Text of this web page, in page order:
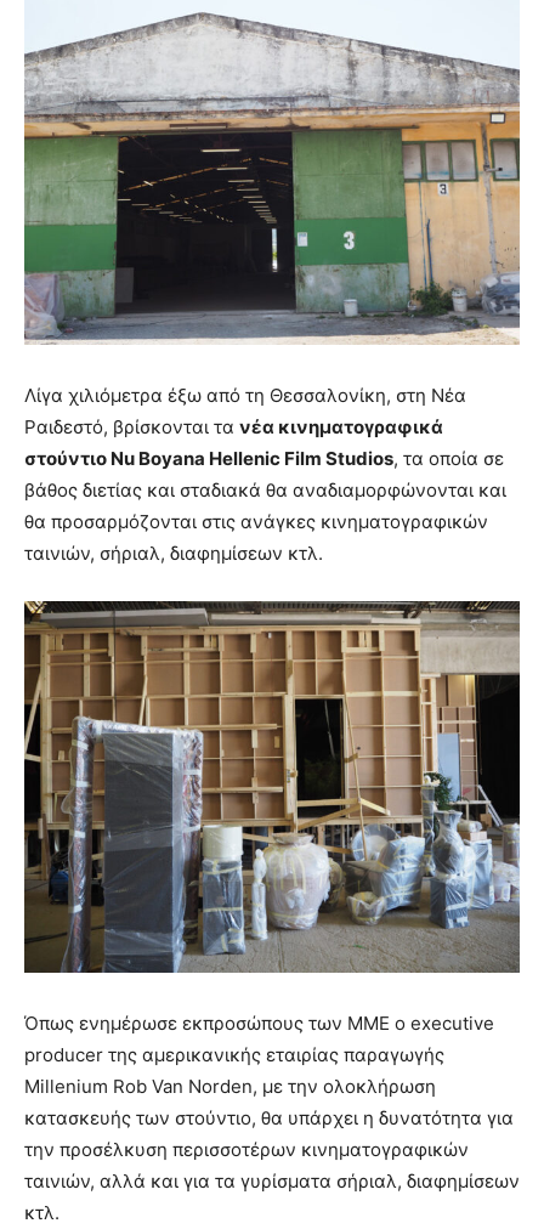
Λίγα χιλιόμετρα έξω από τη Θεσσαλονίκη, στη Νέα
Ραιδεστό, βρίσκονται τα νέα κινηματογραφικά
στούντιο Nu Boyana Hellenic Film Studios, τα οποία σε
βάθος διετίας και σταδιακά θα αναδιαμορφώνονται και
θα προσαρμόζονται στις ανάγκες κινηματογραφικών
ταινιών, σήριαλ, διαφημίσεων κτλ.
Όπως ενημέρωσε εκπροσώπους των ΜΜΕ ο executive
producer της αμερικανικής εταιρίας παραγωγής
Millenium Rob Van Norden, με την ολοκλήρωση
κατασκευής των στούντιο, θα υπάρχει η δυνατότητα για
την προσέλκυση περισσοτέρων κινηματογραφικών
ταινιών, αλλά και για τα γυρίσματα σήριαλ, διαφημίσεων
κτλ.